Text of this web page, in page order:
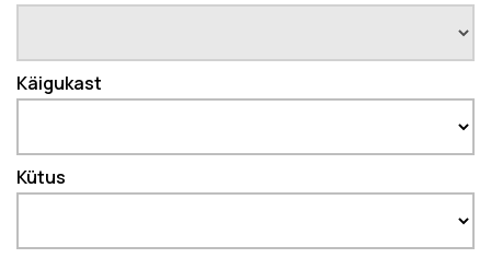
Käigukast
Kütus